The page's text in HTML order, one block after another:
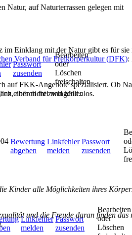
Natur, auf Naturterrassen gelegen mit
Passwort
zusenden
Bearbeiten
oder
Löschen
freischalten
aber nicht zwingend..
Bewertung
abgeben
Linkfehler
melden
Passwort
zusenden
Linkfehler
melden
Passwort
zusenden
Bearbeiten
oder
Löschen
Einklang mit der Natur gibt es für
Verband für Freikörperkultur (DFK):
auf FKK-Angebote spezialisiert. Ob
einfach frei und hüllenlos.
Kinder alle Möglichkeiten ihres
und die Freude daran finden